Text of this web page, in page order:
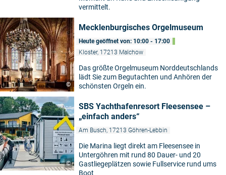
vermittelt.
©
Mecklenburgisches Orgelmuseum
Heute geöffnet von: 10:00 - 17:00
Kloster, 17213 Malchow
Das größte Orgelmuseum Norddeutschlands
lädt Sie zum Begutachten und Anhören der
schönsten Orgeln ein.
©
SBS Yachthafenresort Fleesensee –
„einfach anders“
Am Busch, 17213 Göhren-Lebbin
Die Marina liegt direkt am Fleesensee in
Untergöhren mit rund 80 Dauer- und 20
Gastliegeplätzen sowie Fullservice rund ums
Boot